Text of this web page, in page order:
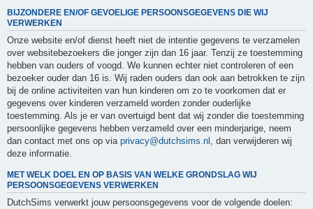
BIJZONDERE EN/OF GEVOELIGE PERSOONSGEGEVENS DIE WIJ
VERWERKEN
Onze website en/of dienst heeft niet de intentie gegevens te verzamelen
over websitebezoekers die jonger zijn dan 16 jaar. Tenzij ze toestemming
hebben van ouders of voogd. We kunnen echter niet controleren of een
bezoeker ouder dan 16 is. Wij raden ouders dan ook aan betrokken te zijn
bij de online activiteiten van hun kinderen om zo te voorkomen dat er
gegevens over kinderen verzameld worden zonder ouderlijke
toestemming. Als je er van overtuigd bent dat wij zonder die toestemming
persoonlijke gegevens hebben verzameld over een minderjarige, neem
dan contact met ons op via privacy@dutchsims.nl , dan verwijderen wij
deze informatie.
MET WELK DOEL EN OP BASIS VAN WELKE GRONDSLAG WIJ
PERSOONSGEGEVENS VERWERKEN
DutchSims verwerkt jouw persoonsgegevens voor de volgende doelen: